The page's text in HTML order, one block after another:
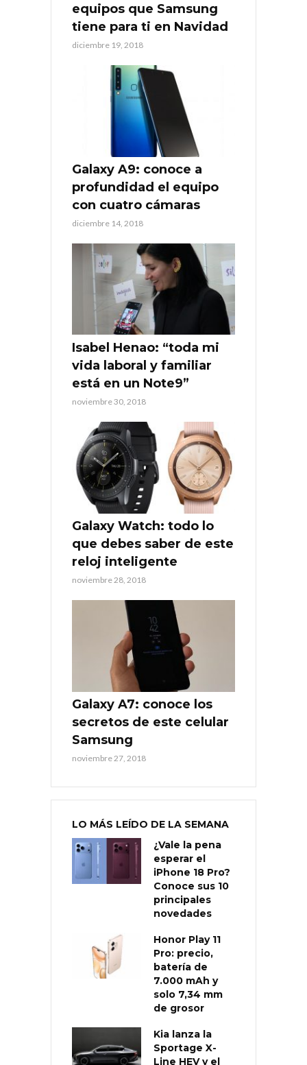
equipos que Samsung
tiene para ti en Navidad
diciembre 19, 2018
Galaxy A9: conoce a
profundidad el equipo
con cuatro cámaras
diciembre 14, 2018
Isabel Henao: “toda mi
vida laboral y familiar
está en un Note9”
noviembre 30, 2018
Galaxy Watch: todo lo
que debes saber de este
reloj inteligente
noviembre 28, 2018
Galaxy A7: conoce los
secretos de este celular
Samsung
noviembre 27, 2018
LO MÁS LEÍDO DE LA SEMANA
¿Vale la pena
esperar el
iPhone 18 Pro?
Conoce sus 10
principales
novedades
Honor Play 11
Pro: precio,
batería de
7.000 mAh y
solo 7,34 mm
de grosor
Kia lanza la
Sportage X-
Line HEV y el